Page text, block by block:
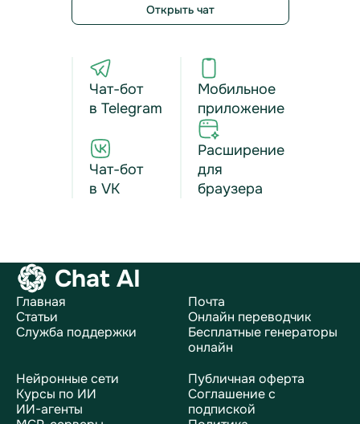
Открыть чат
Чат-бот
в Telegram
Чат-бот
в VK
Мобильное
приложение
Расширение
для
браузера
Chat AI
Главная
Статьи
Служба поддержки
Почта
Онлайн переводчик
Бесплатные генераторы
онлайн
Нейронные сети
Курсы по ИИ
ИИ-агенты
Публичная оферта
Соглашение с
подпиской